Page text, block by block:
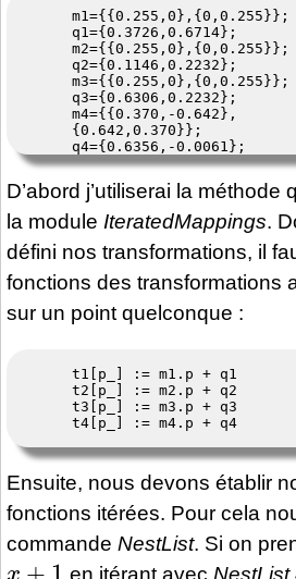
D’abord j’utiliserai la
la module IteratedMappings.
défini nos transformations, il
fonctions des transformations
sur un point quelconque :
Ensuite, nous devons établir
fonctions itérées. Pour cela
commande NestList. Si on
x+1
en itérant avec NestList